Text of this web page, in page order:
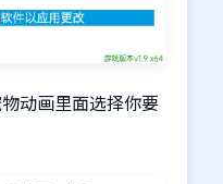
动画里面选择你要